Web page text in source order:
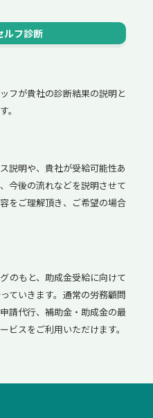
ルフ診断
フが貴社の診断結果の説明と
。
説明や、貴社が受給可能性あ
今後の流れなどを説明させて
をご理解頂き、ご希望の場合
のもと、助成金受給に向けて
ていきます。通常の労務顧問
請代行、補助金・助成金の最
ビスをご利用いただけます。